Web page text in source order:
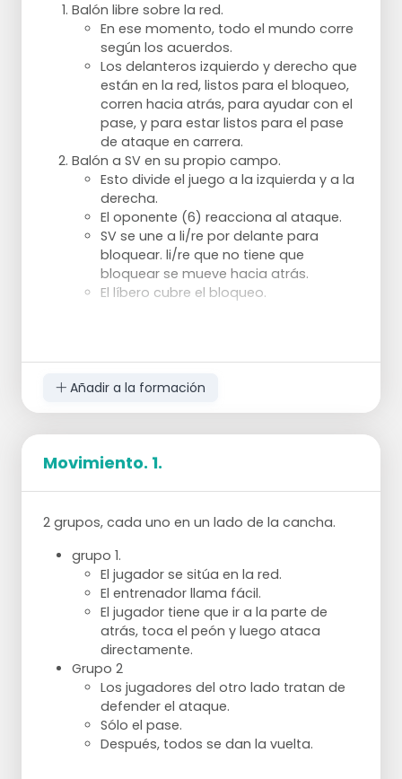
Balón libre sobre la red.
En ese momento, todo el mundo corre
según los acuerdos.
Los delanteros izquierdo y derecho que
están en la red, listos para el bloqueo,
corren hacia atrás, para ayudar con el
pase, y para estar listos para el pase
de ataque en carrera.
Balón a SV en su propio campo.
Esto divide el juego a la izquierda y a la
derecha.
El oponente (6) reacciona al ataque.
SV se une a li/re por delante para
bloquear. li/re que no tiene que
bloquear se mueve hacia atrás.
El líbero cubre el bloqueo.
Intercambio, balón libre/ataque.
Voltea, voltea con el SV fijo.
Añadir a la formación
Movimiento. 1.
2 grupos, cada uno en un lado de la cancha.
grupo 1.
El jugador se sitúa en la red.
El entrenador llama fácil.
El jugador tiene que ir a la parte de
atrás, toca el peón y luego ataca
directamente.
Grupo 2
Los jugadores del otro lado tratan de
defender el ataque.
Sólo el pase.
Después, todos se dan la vuelta.